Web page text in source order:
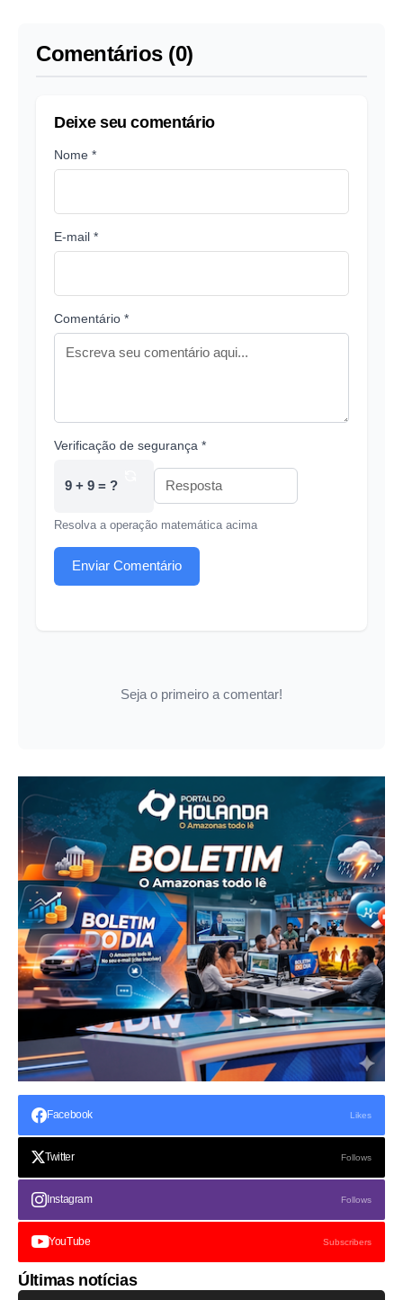
Comentários (0)
Deixe seu comentário
Nome *
E-mail *
Comentário *
Verificação de segurança *
9 + 9 = ?
Resolva a operação matemática acima
Enviar Comentário
Seja o primeiro a comentar!
Facebook Likes
Twitter Follows
Instagram Follows
YouTube Subscribers
Últimas notícias